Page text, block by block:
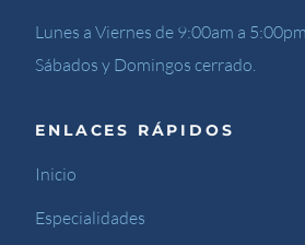
Lunes a Viernes de 9:00am a 5:00pm
Sábados y Domingos cerrado.
ENLACES RÁPIDOS
Inicio
Especialidades